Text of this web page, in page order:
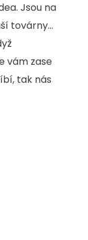
Jsou na
továrny...
vám zase
tak nás